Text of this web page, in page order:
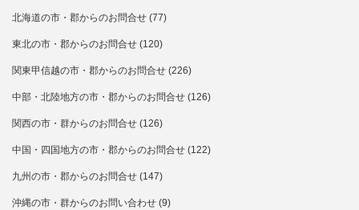
北海道の市・郡からのお問合せ (77)
東北の市・郡からのお問合せ (120)
関東甲信越の市・郡からのお問合せ (226)
中部・北陸地方の市・郡からのお問合せ (126)
関西の市・群からのお問合せ (126)
中国・四国地方の市・郡からのお問合せ (122)
九州の市・郡からのお問合せ (147)
沖縄の市・群からのお問い合わせ (9)